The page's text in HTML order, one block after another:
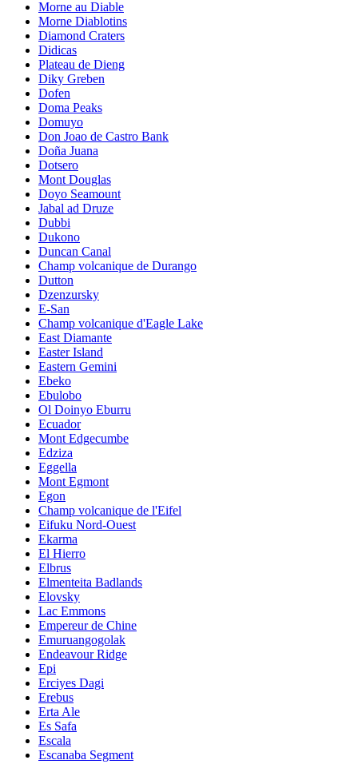
Morne au Diable
Morne Diablotins
Diamond Craters
Didicas
Plateau de Dieng
Diky Greben
Dofen
Doma Peaks
Domuyo
Don Joao de Castro Bank
Doña Juana
Dotsero
Mont Douglas
Doyo Seamount
Jabal ad Druze
Dubbi
Dukono
Duncan Canal
Champ volcanique de Durango
Dutton
Dzenzursky
E-San
Champ volcanique d'Eagle Lake
East Diamante
Easter Island
Eastern Gemini
Ebeko
Ebulobo
Ol Doinyo Eburru
Ecuador
Mont Edgecumbe
Edziza
Eggella
Mont Egmont
Egon
Champ volcanique de l'Eifel
Eifuku Nord-Ouest
Ekarma
El Hierro
Elbrus
Elmenteita Badlands
Elovsky
Lac Emmons
Empereur de Chine
Emuruangogolak
Endeavour Ridge
Epi
Erciyes Dagi
Erebus
Erta Ale
Es Safa
Escala
Escanaba Segment